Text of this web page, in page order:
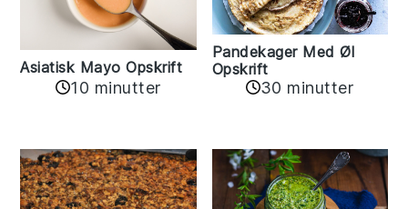
Asiatisk Mayo Opskrift
10 minutter
Pandekager Med Øl
Opskrift
30 minutter